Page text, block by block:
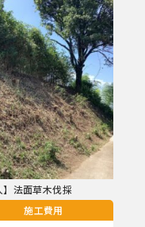
】法面草木伐採
施工費用